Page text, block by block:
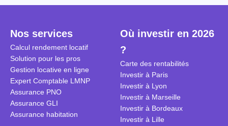
sont des meublés touristiques à
est-ce rentable ? Quels sont les
frais à prévoir ? Les différentes
conditions à remplir ?
idées
entendu)
encore ne
d’autres
Nos services
Calcul rendement locatif
Solution pour les pros
Gestion locative en ligne
Expert Comptable LMNP
Assurance PNO
Assurance GLI
Assurance habitation
Où investir en 2026
?
Carte des rentabilités
Investir à Paris
Investir à Lyon
Investir à Marseille
Investir à Bordeaux
Investir à Lille